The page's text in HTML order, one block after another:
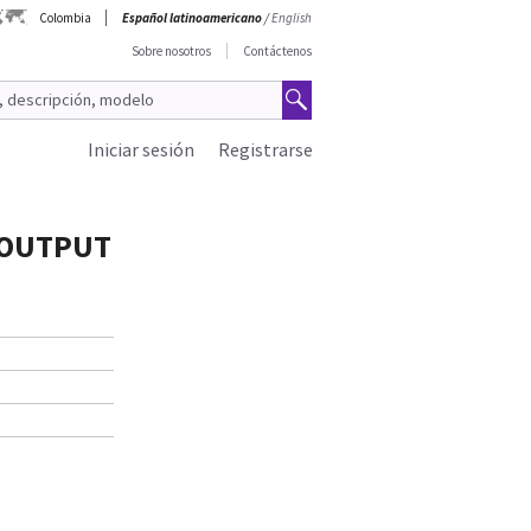
Colombia Español latinoamericano/English
Sobre nosotros
Contáctenos
Registrarse
Iniciar sesión